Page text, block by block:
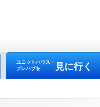
ユニットハウス・
プレハブを
見に行く